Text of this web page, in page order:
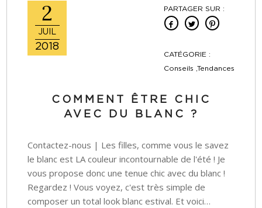
2
JUIL
2018
PARTAGER SUR :
CATÉGORIE :
Conseils ,Tendances
COMMENT ÊTRE CHIC
AVEC DU BLANC ?
Contactez-nous | Les filles, comme vous le savez
le blanc est LA couleur incontournable de l'été ! Je
vous propose donc une tenue chic avec du blanc !
Regardez ! Vous voyez, c'est très simple de
composer un total look blanc estival. Et voici…